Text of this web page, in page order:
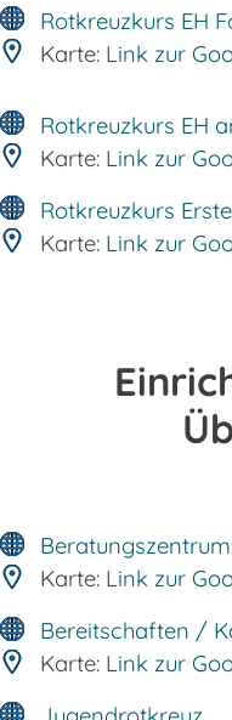
Rotkreuzkurs EH
Karte: Link zur
Rotkreuzkurs EH
Karte: Link zur
Rotkreuzkurs
Karte: Link zur
Beratungszentrum
Karte: Link zur
Bereitschaften /
Karte: Link zur